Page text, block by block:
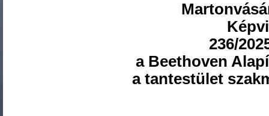
236/
a Beethoven
a tantestület